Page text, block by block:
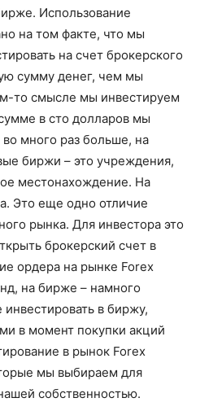
Использование
на том факте, что мы
на счет брокерского
сумму денег, чем мы
то смысле мы инвестируем
в сто долларов мы
много раз больше, на
биржи – это учреждения,
местонахождение. На
Это еще одно отличие
рынка. Для инвестора это
брокерский счет в
ордера на рынке Forex
на бирже – намного
в биржу,
в момент покупки акций
в рынок Forex
мы выбираем для
собственностью.